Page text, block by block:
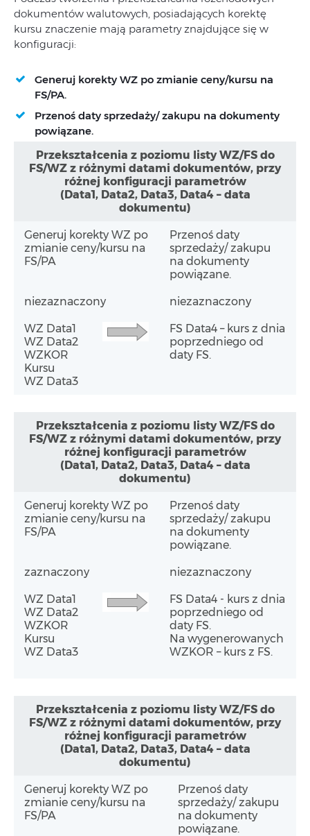
dokumentów walutowych, posiadających korektę
kursu znaczenie mają parametry znajdujące się w
konfiguracji:
Generuj korekty WZ po zmianie ceny/kursu na
FS/PA.
Przenoś daty sprzedaży/ zakupu na dokumenty
powiązane.
Przekształcenia z poziomu listy WZ/FS do
FS/WZ z różnymi datami dokumentów, przy
różnej konfiguracji parametrów
(Data1, Data2, Data3, Data4 – data
dokumentu)
Generuj korekty WZ po
zmianie ceny/kursu na
FS/PA
Przenoś daty
sprzedaży/ zakupu
na dokumenty
powiązane.
niezaznaczony niezaznaczony
WZ Data1
WZ Data2
WZKOR
Kursu
WZ Data3
FS Data4 – kurs z dnia
poprzedniego od
daty FS.
Przekształcenia z poziomu listy WZ/FS do
FS/WZ z różnymi datami dokumentów, przy
różnej konfiguracji parametrów
(Data1, Data2, Data3, Data4 – data
dokumentu)
Generuj korekty WZ po
zmianie ceny/kursu na
FS/PA
Przenoś daty
sprzedaży/ zakupu
na dokumenty
powiązane.
zaznaczony niezaznaczony
WZ Data1
WZ Data2
WZKOR
Kursu
WZ Data3
FS Data4 - kurs z dnia
poprzedniego od
daty FS.
Na wygenerowanych
WZKOR – kurs z FS.
Przekształcenia z poziomu listy WZ/FS do
FS/WZ z różnymi datami dokumentów, przy
różnej konfiguracji parametrów
(Data1, Data2, Data3, Data4 – data
dokumentu)
Generuj korekty WZ po
zmianie ceny/kursu na
FS/PA
Przenoś daty
sprzedaży/ zakupu
na dokumenty
powiązane.